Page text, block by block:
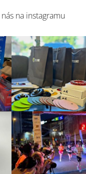
na instagramu